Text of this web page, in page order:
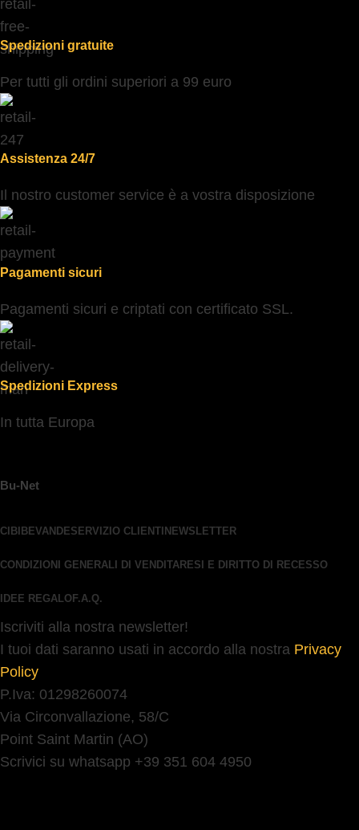
Spedizioni gratuite
Per tutti gli ordini superiori a 99 euro
Assistenza 24/7
Il nostro customer service è a vostra disposizione
Pagamenti sicuri
Pagamenti sicuri e criptati con certificato SSL.
Spedizioni Express
In tutta Europa
Bu-Net
CIBI BEVANDESERVIZIO CLIENTI NEWSLETTER
CONDIZIONI GENERALI DI VENDITA RESI E DIRITTO DI RECESSO
IDEE REGALO F.A.Q.
Iscriviti alla nostra newsletter!
I tuoi dati saranno usati in accordo alla nostra Privacy
Policy
P.Iva: 01298260074
Via Circonvallazione, 58/C
Point Saint Martin (AO)
Scrivici su whatsapp +39 351 604 4950